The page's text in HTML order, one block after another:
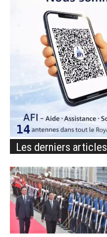
Les derniers articles